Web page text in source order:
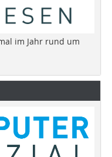
im Jahr rund um